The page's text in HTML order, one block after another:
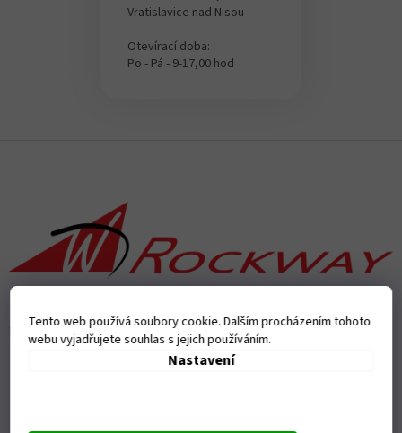
Tento web používá soubory cookie. Dalším procházením tohoto
webu vyjadřujete souhlas s jejich používáním.
Nastavení
Vratislavice nad Nisou
Otevírací doba:
Po - Pá - 9-17,00 hod
Přijímáme online platby